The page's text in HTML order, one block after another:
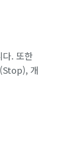
다. 또한
개